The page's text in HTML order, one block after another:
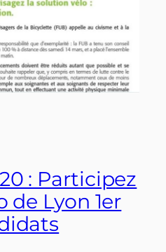
: Participez
de Lyon 1er